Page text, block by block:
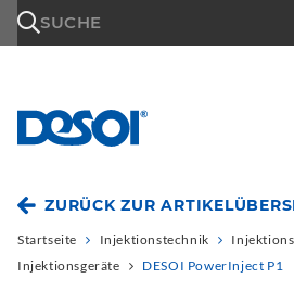
SUCHE
ZURÜCK ZUR
Startseite Injektionstechnik
Injektionsgeräte
DESOI PowerInject P1